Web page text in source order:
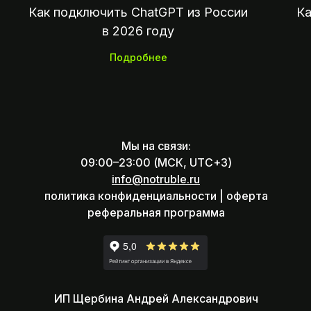
Как подключить ChatGPT из России
в 2026 году
Подробнее
Мы на связи:
09:00–23:00 (МСК, UTC+3)
info@notruble.ru
политика конфиденциальности |
оферта
реферальная программа
ИП Щербина Андрей Александрович